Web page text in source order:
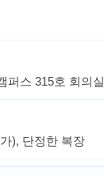
퍼스 315호 회의실
), 단정한 복장